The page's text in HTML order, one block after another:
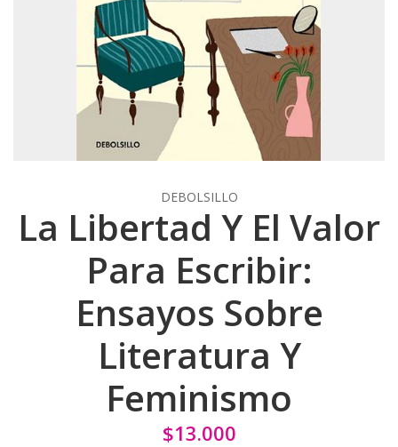
DEBOLSILLO
La Libertad Y El Valor
Para Escribir:
Ensayos Sobre
Literatura Y
Feminismo
$13.000